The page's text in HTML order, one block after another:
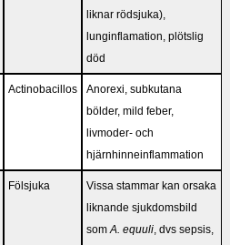
liknar rödsjuka),
lunginflamation, plötslig
död
Actinobacillos
Anorexi, subkutana
bölder, mild feber,
livmoder- och
hjärnhinneinflammation
Fölsjuka
Vissa stammar kan orsaka
liknande sjukdomsbild
som A. equuli , dvs sepsis,